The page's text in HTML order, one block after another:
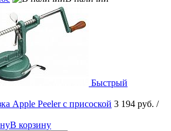
Быстрый
Apple Peeler с присоской 3 194 руб. /
В корзину